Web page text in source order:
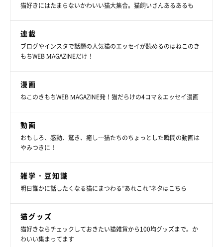
猫好きにはたまらないかわいい猫大集合。猫飼いさんあるあるも
連載
ブログやインスタで話題の人気猫のエッセイが読めるのはねこのき
もちWEB MAGAZINEだけ！
漫画
ねこのきもちWEB MAGAZINE発！猫だらけの4コマ＆エッセイ漫画
動画
おもしろ、感動、驚き、癒し…猫たちのちょっとした瞬間の動画は
やみつきに！
雑学・豆知識
明日誰かに話したくなる猫にまつわる”あれこれ”ネタはこちら
猫グッズ
猫好きならチェックしておきたい猫雑貨から100均グッズまで。か
わいい集まってます